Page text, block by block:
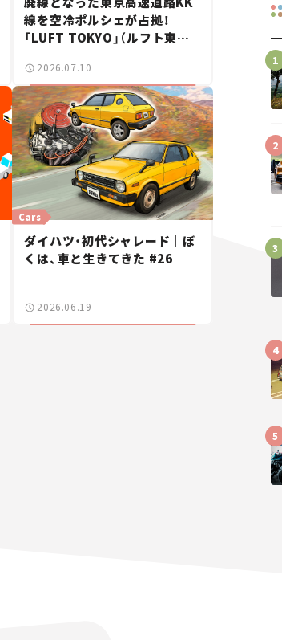
線を空冷ポルシェが占拠！
「LUFT TOKYO」（ルフト東京）
ンの週末カーミーティング通信
#2
2026.07.10
Cars
ダイハツ・初代シャレード｜ぼ
くは、車と生きてきた #26
2026.06.19